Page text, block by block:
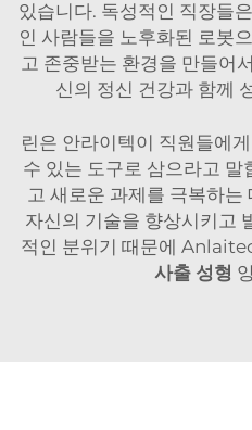
있습니다. 독성적인 직장들
인 사람들을 노후화된 로봇
고 존중받는 환경을 만들어
신의 정신 건강과 함께
린은 안라이텍이 직원들에
수 있는 도구로 삼으라고
고 새로운 과제를 극복하
자신의 기술을 향상시키고
적인 분위기 때문에
사출 성형